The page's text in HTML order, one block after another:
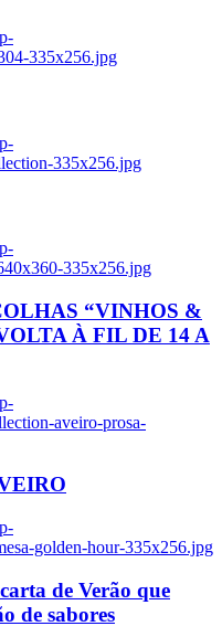
335x256.jpg
335x256.jpg
335x256.jpg
“VINHOS &
À FIL DE 14 A
aveiro-prosa-
golden-hour-335x256.jpg
de Verão que
de sabores